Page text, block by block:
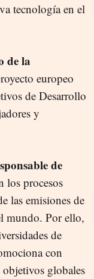
tecnología en el
de la
europeo
de Desarrollo
y
de
los procesos
las emisiones de
mundo. Por ello,
de
con
globales